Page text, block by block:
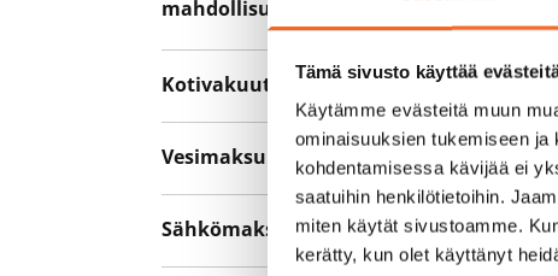
Tämä sivusto käyttää
Käytämme evästeitä muun
ominaisuuksien tukemiseen
kohdentamisessa kävijää ei
saatuihin henkilötietoihin.
miten käytät sivustoamme.
kerätty, kun olet käyttänyt
mahdollisuus
Kotivakuutus Pakollinen, ei
Vesimaksu Kulutuksen
Sähkömaksu Vuokralainen